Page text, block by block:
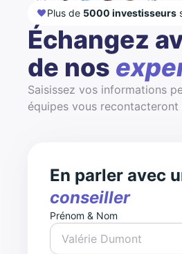
Plus de 5000 investisseurs
Échangez
de nos
Saisissez vos informations
équipes vous recontacteront
En parler avec
conseiller
Prénom & Nom